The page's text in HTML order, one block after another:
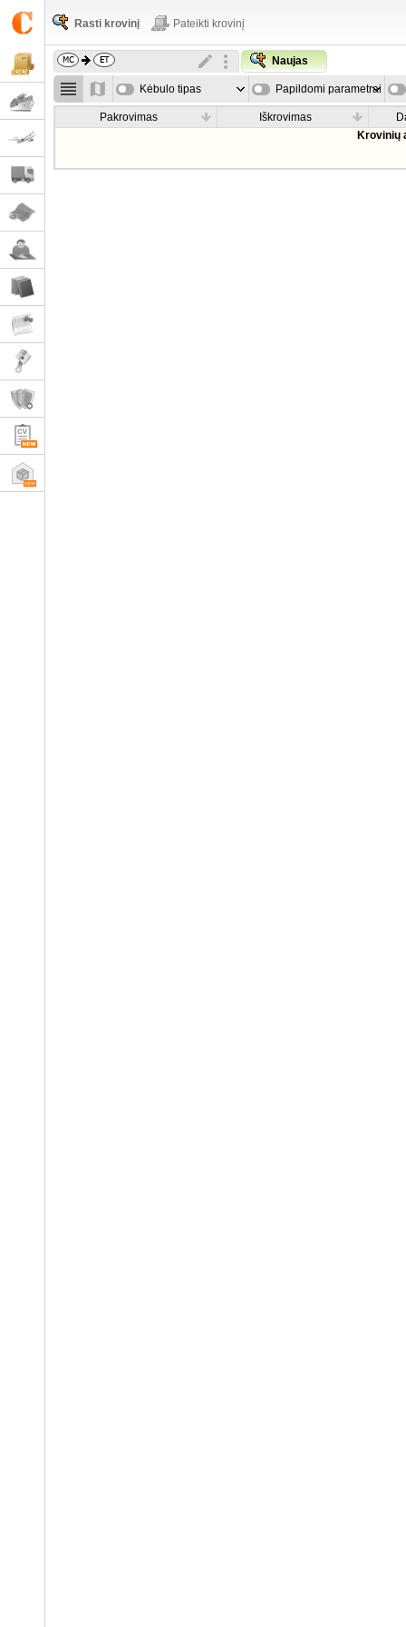
Rasti krovinį Pateikti krovinį
Naujas
Kėbulo tipas Papildomi parametrai
Pakrovimas Iškrovimas
Krovinių